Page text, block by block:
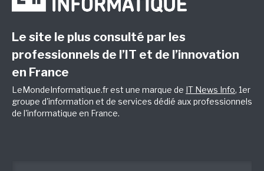
Le site le plus consulté par les
professionnels de l’IT et de l’innovation
en France
LeMondeInformatique.fr est une marque de IT News Info, 1er
groupe d'information et de services dédié aux professionnels
de l'informatique en France.